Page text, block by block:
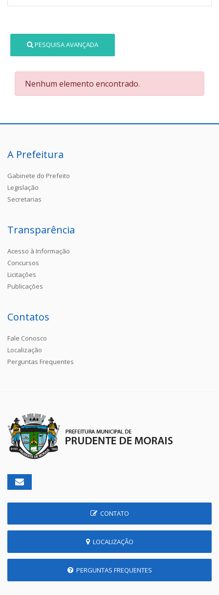
PESQUISA AVANÇADA
Nenhum elemento encontrado.
A Prefeitura
Gabinete do Prefeito
Legislação
Secretarias
Transparência
Acesso à Informação
Concursos
Licitações
Publicações
Contatos
Fale Conosco
Localização
Perguntas Frequentes
CONTATO
LOCALIZAÇÃO
PERGUNTAS FREQUENTES